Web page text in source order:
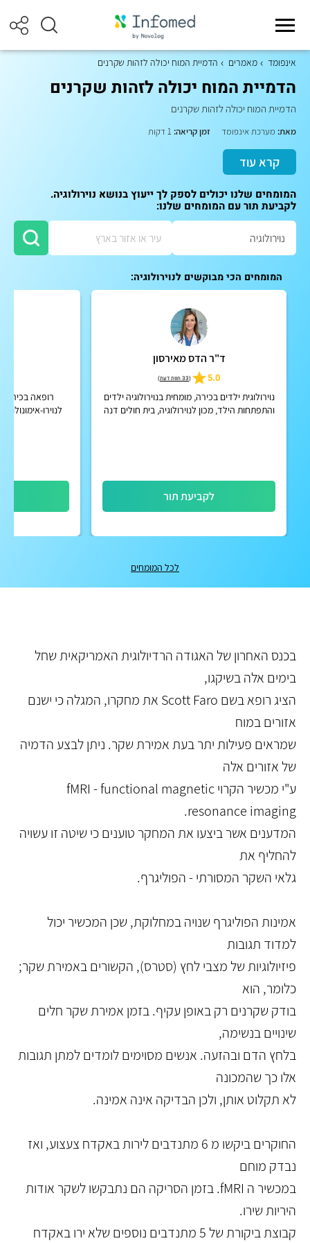
אינפומד מאמרים הדמיית המוח יכולה לזהות שקרנים
הדמיית המוח יכולה לזהות שקרנים
הדמיית המוח יכולה לזהות שקרנים
מאת: מערכת אינפומד זמן קריאה:
קרא עוד
המומחים שלנו יכולים לספק לך ייעוץ בנושא נוירולוגיה.
לקביעת תור עם המומחים שלנו:
המומחים הכי מבוקשים לנוירולוגיה:
ד"ר הדס מאירסון
5.0
(33 חוות דעת )
נוירולוגית ילדים בכירה, מומחית בנוירולוגיה ילדים
והתפתחות הילד, מכון לנוירולוגיה, בית חולים דנה
לקביעת תור
רופאה בכירה |
לנוירו-
לכל המומחים
בכנס האחרון של האגודה הרדיולוגית האמריקאית שחל
בימים אלה בשיקגו,
הציג רופא בשם Scott Faro את מחקרו, המגלה כי ישנם
אזורים במוח
שמראים פעילות יתר בעת אמירת שקר. ניתן לבצע הדמיה
של אזורים אלה
ע"י מכשיר הקרוי fMRI - functional magnetic
resonance imaging.
המדענים אשר ביצעו את המחקר טוענים כי שיטה זו עשויה
להחליף את
גלאי השקר המסורתי - הפוליגרף.
אמינות הפוליגרף שנויה במחלוקת, שכן המכשיר יכול
למדוד תגובות
פיזיולוגיות של מצבי לחץ (סטרס), הקשורים באמירת שקר;
כלומר, הוא
בודק שקרנים רק באופן עקיף. בזמן אמירת שקר חלים
שינויים בנשימה,
בלחץ הדם ובהזעה. אנשים מסוימים לומדים למתן תגובות
אלו כך שהמכונה
לא תקלוט אותן, ולכן הבדיקה אינה אמינה.
החוקרים ביקשו מ 6 מתנדבים לירות באקדח צעצוע, ואז
נבדק מוחם
במכשיר ה fMRI. בזמן הסריקה הם נתבקשו לשקר אודות
היריות שירו.
קבוצת ביקורת של 5 מתנדבים נוספים שלא ירו באקדח